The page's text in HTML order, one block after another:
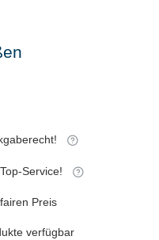
Service!
Preis
verfügbar